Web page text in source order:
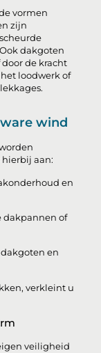
vormen
zijn
dakgoten
de kracht
loodwerk of
wind
aan:
en
dakpannen of
en
verkleint u
veiligheid